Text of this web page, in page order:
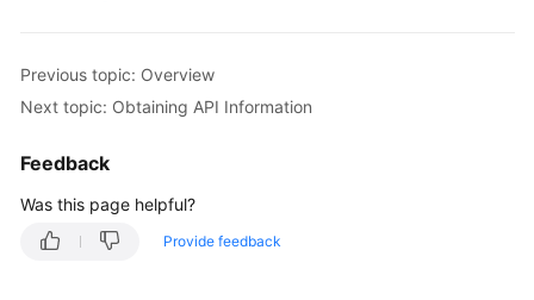
Previous topic: Overview
Next topic: Obtaining API Information
Feedback
Was this page helpful?
Provide feedback